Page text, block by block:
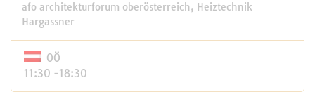
afo architekturforum oberösterreich, Heiztechnik
Hargassner
OÖ
11:30 -18:30